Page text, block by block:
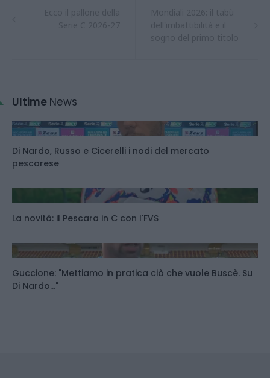
Ultime News
Di Nardo, Russo e Cicerelli i nodi del mercato
pescarese
La novità: il Pescara in C con l'FVS
Guccione: "Mettiamo in pratica ciò che vuole Buscè. Su
Di Nardo..."